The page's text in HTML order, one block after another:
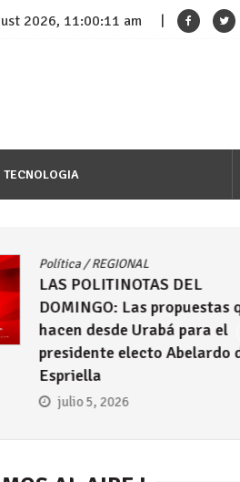
2026, 11:00:12 am
TECNOLOGIA
Política/REGIONAL
LAS POLITINOTAS DEL
DOMINGO: Las propuestas
hacen desde Urabá para el
presidente electo Abelardo
Espriella
julio 5, 2026